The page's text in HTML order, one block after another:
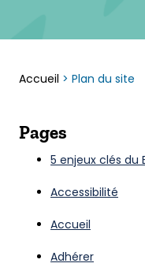
Accueil > Plan du site
Pages
5 enjeux clés du
Accessibilité
Accueil
Adhérer